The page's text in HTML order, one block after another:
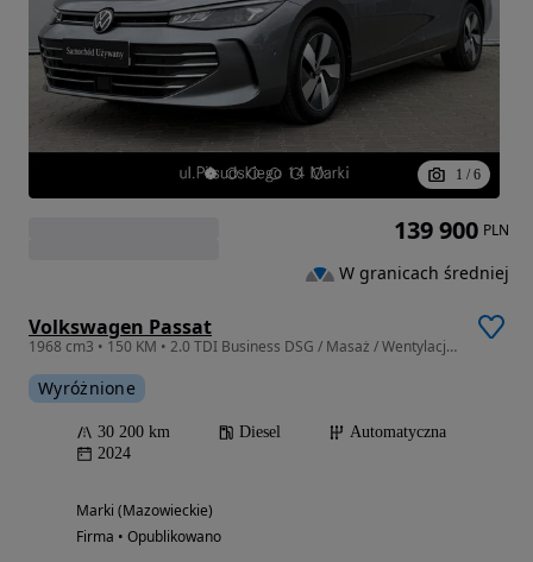
1 / 6
Volkswagen Passat
1968 cm3 • 150 KM • 2.0 TDI Business DSG / Masaż / Wentylacja / Salon PL / Autotrade
Wyróżnione
30 200 km Diesel
Automatyczna
2024
Marki (Mazowieckie)
Firma • Opublikowano
139 900 PLN
W granicach średniej